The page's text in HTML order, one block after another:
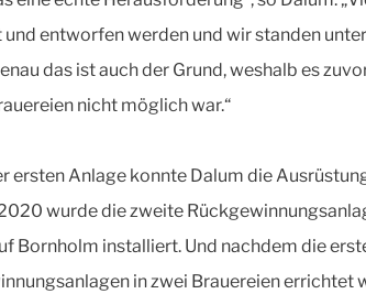
entworfen werden und wir standen
das ist auch der Grund, weshalb es
nicht möglich war.“
ersten Anlage konnte Dalum die
wurde die zweite
Bornholm installiert. Und nachdem die
in zwei Brauereien errichtet